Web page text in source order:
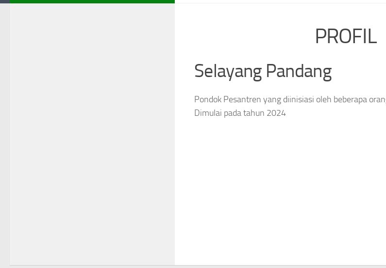
PROFIL
Selayang Pandang
Pondok Pesantren yang diinisiasi oleh beberapa
Dimulai pada tahun 2024